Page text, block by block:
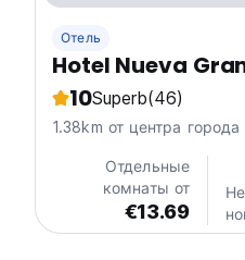
Отель
Hotel Nueva
10Superb(46)
1.38km от центра города
Отдельные
комнаты от
€13.69